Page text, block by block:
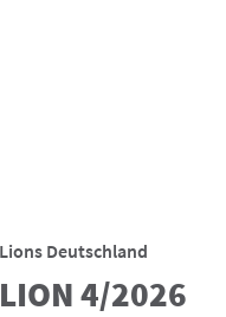
Lions Deutschland
LION 4/2026